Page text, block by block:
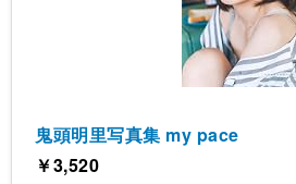
鬼頭明里写真集 my pace
￥3,520